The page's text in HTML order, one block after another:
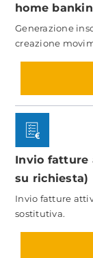
home
Generazione
creazione
Invio fatture
su richiesta)
Invio fatture
sostitutiva.